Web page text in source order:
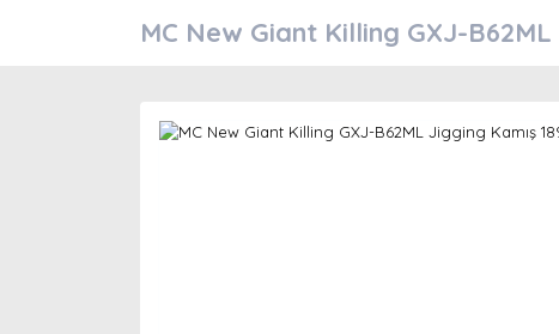
MC New Giant Killing GXJ-